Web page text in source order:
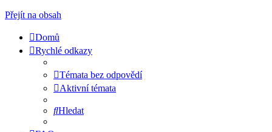
Přejít na obsah
Domů
Rychlé odkazy
Témata bez odpovědí
Aktivní témata
Hledat